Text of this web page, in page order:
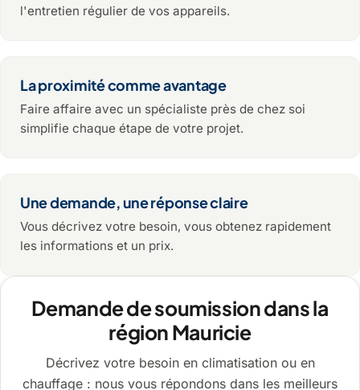
l'entretien régulier de vos appareils.
La proximité comme avantage
Faire affaire avec un spécialiste près de chez soi
simplifie chaque étape de votre projet.
Une demande, une réponse claire
Vous décrivez votre besoin, vous obtenez rapidement
les informations et un prix.
Demande de soumission dans la
région Mauricie
Décrivez votre besoin en climatisation ou en
chauffage : nous vous répondons dans les meilleurs